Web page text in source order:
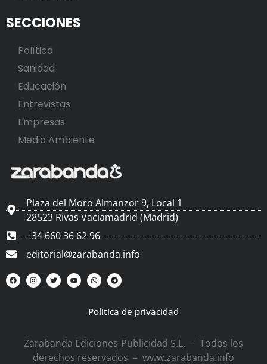
SECCIONES
Política
Sanidad
Educación
Entrevistas
Empresas
Medio Ambiente
Plaza del Moro Almanzor 9, Local 1
28523 Rivas Vaciamadrid (Madrid)
+34 660 36 62 96
editorial@zarabanda.info
Política de privacidad
Zarabanda Ediciones-Publicidad S.L. – Todos los
derechos reservados – www.zarabanda.info